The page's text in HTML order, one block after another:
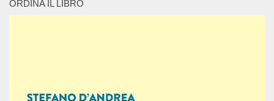
ORDINA IL LIBRO